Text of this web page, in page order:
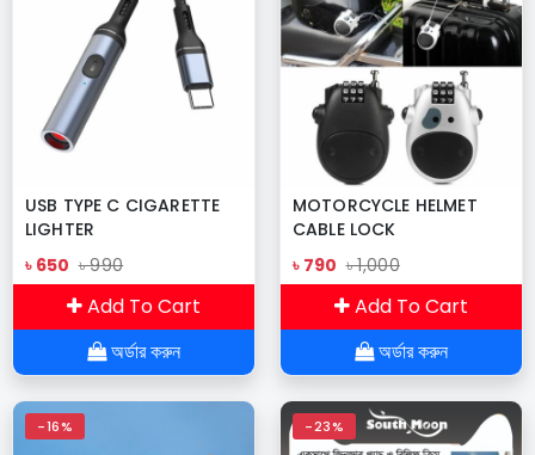
USB TYPE C CIGARETTE
LIGHTER
৳ 650 ৳ 990
Add To Cart
অর্ডার করুন
MOTORCYCLE HELMET
CABLE LOCK
৳ 790 ৳ 1,000
Add To Cart
অর্ডার করুন
-16% -23%